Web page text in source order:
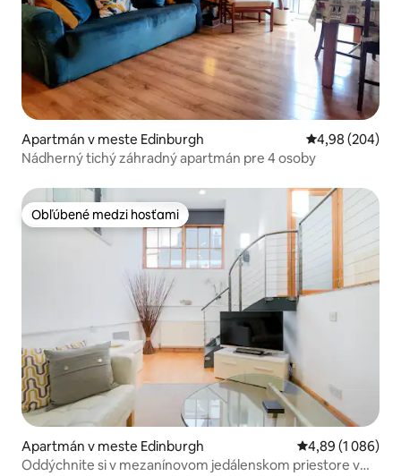
Apartmán v meste Edinburgh Priemerné
4,98 (204)
Nádherný tichý záhradný apartmán pre 4 osoby
Obľúbené medzi hosťami
Obľúbené medzi hosťami
Apartmán v meste Edinburgh Priemerné
4,89 (1 086)
Oddýchnite si v mezanínovom jedálenskom priestore v